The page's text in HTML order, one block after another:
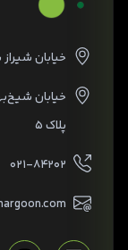
خیابان
خیابان
پلاک ۵
۰۲۱-۸۴۲۰۲